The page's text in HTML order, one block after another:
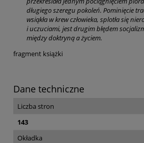
długiego szeregu pokoleń. Pominięcie
wsiąkła w krew człowieka, splotła się
i uczuciami, jest drugim błędem
między doktryną a życiem.
fragment książki
Dane techniczne
Liczba stron
143
Okładka